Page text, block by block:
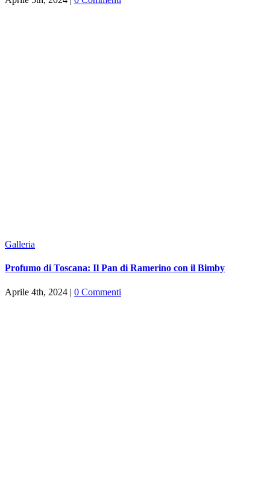
Galleria
Profumo di Toscana: Il Pan di Ramerino con il Bimby
Aprile 4th, 2024 | 0 Commenti